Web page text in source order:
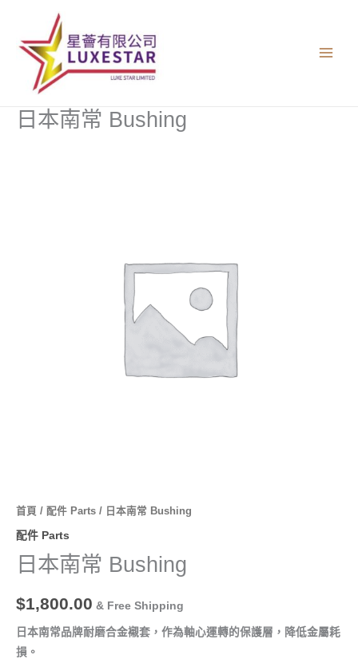
日本南常 Bushing
首頁 / 配件 Parts / 日本南常 Bushing
配件 Parts
日本南常 Bushing
$1,800.00 & Free Shipping
日本南常品牌耐磨合金襯套，作為軸心運轉的保護層，降低金屬耗
損。